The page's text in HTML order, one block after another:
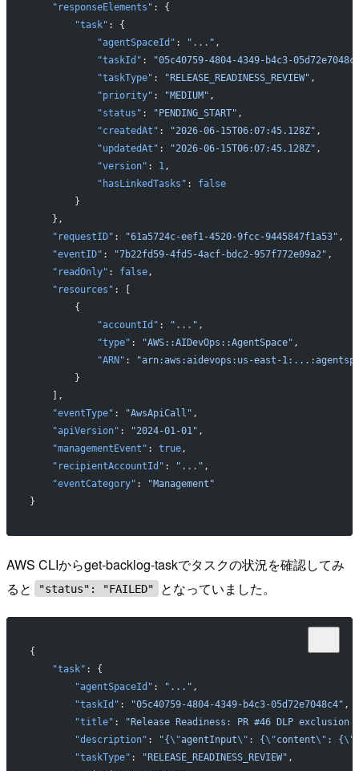
    "responseElements"
: {
        "task"
: {
            "agentSpaceId"
: "..." ,
            "taskId"
:
"05c40759-4804-4349-b4c3-
            "taskType"
: "RELEASE_READINESS_REVIEW" ,
            "priority"
: "MEDIUM" ,
            "status"
: "PENDING_START" ,
            "createdAt"
: "2026-06-15T06:07:45.128Z" ,
            "updatedAt"
: "2026-06-15T06:07:45.128Z" ,
            "version"
: 1,
            "hasLinkedTasks"
: false
        }
    },
    "requestID"
: "61a5724c-eef1-4520-9fcc-9445847f1a53" ,
    "eventID"
: "7b22fd59-4fd5-4acf-bdc2-957f772e09a2" ,
    "readOnly"
: false,
    "resources"
: [
        {
            "accountId"
: "..." ,
            "type"
: "AWS::AIDevOps::AgentSpace" ,
            "ARN"
:
"arn:aws:aidevops:us-east-
        }
    ],
    "eventType"
: "AwsApiCall" ,
    "apiVersion"
: "2024-01-01" ,
    "managementEvent"
: true,
    "recipientAccountId"
: "..." ,
    "eventCategory"
:
"Management"
}
AWS CLIからget-backlog-taskでタスクの状況を確認してみ
ると
"status": "FAILED" となっていました。
{
    "task"
: {
        "agentSpaceId"
: "..." ,
        "taskId"
: "05c40759-4804-4349-b4c3-05d72e7048c4" ,
        "title"
:
"Release Readiness: PR #46 DLP
        "description"
: "{\"agentInput\" : {\"content\" : {\"
        "taskType"
: "RELEASE_READINESS_REVIEW" ,